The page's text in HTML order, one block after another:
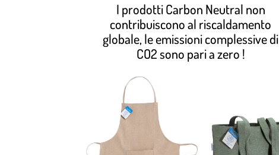
I prodotti Carbon Neutral non
contribuiscono al riscaldamento
globale, le emissioni complessive di
CO2 sono pari a zero !